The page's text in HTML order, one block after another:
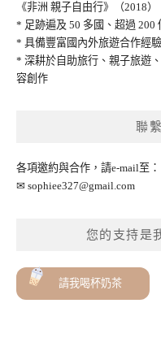
《非洲 親子自由行》（2018）
* 足跡遍及 50 多國、超過 200
* 具備豐富國內外旅遊合作經驗
* 深耕於自助旅行、親子旅遊
容創作
聯
各項邀約與合作，請e-mail至：
✉ sophiee327@gmail.com
您的支持是
請我喝杯奶茶